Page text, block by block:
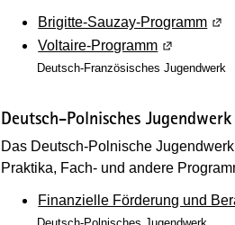
Brigitte-Sauzay-Programm
Voltaire-Programm (Wird in
Deutsch-Französisches Jugendwerk
Deutsch-Polnisches Jugendwerk
Das Deutsch-Polnische
Praktika, Fach- und andere
Finanzielle Förderung und